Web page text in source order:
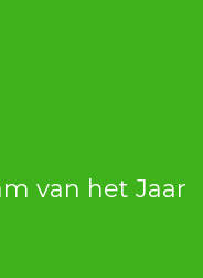
van het Jaar